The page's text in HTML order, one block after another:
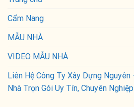
Cẩm Nang
MẪU NHÀ
VIDEO MẪU NHÀ
Liên Hệ Công Ty Xây Dựng
Nhà Trọn Gói Uy Tín, Chuyên Nghiệp